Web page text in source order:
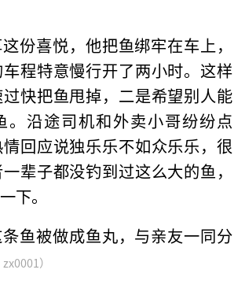
份喜悦，他把鱼绑牢在车上，
程特意慢行开了两小时。这样
快把鱼甩掉，二是希望别人能
。沿途司机和外卖小哥纷纷点
回应说独乐乐不如众乐乐，很
辈子都没钓到过这么大的鱼，
下。
鱼被做成鱼丸，与亲友一同分
）